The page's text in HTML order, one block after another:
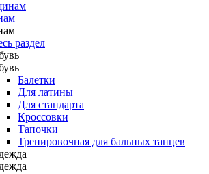
раздел
Балетки
Для латины
Для стандарта
Кроссовки
Тапочки
Тренировочная для бальных танцев